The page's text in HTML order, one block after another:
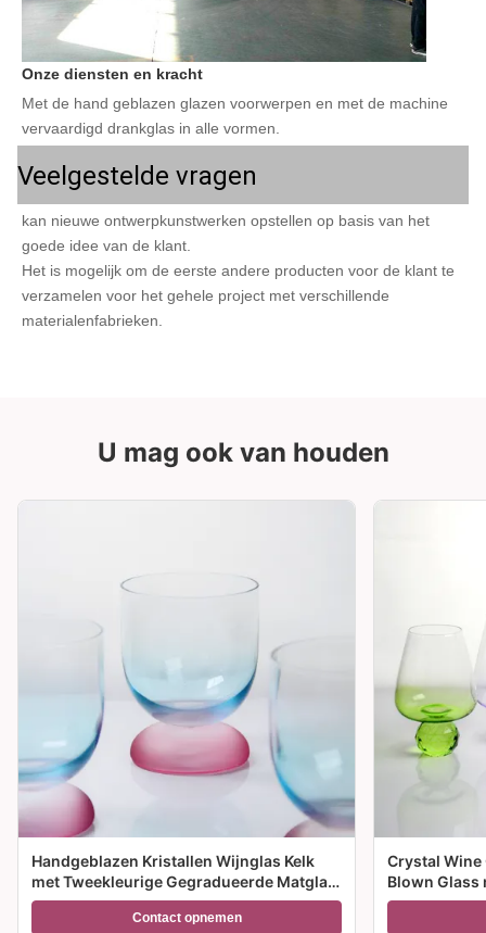
Onze diensten en kracht
Met de hand geblazen glazen voorwerpen en met de machine
vervaardigd drankglas in alle vormen.
Veelgestelde vragen
kan nieuwe ontwerpkunstwerken opstellen op basis van het
goede idee van de klant.
Het is mogelijk om de eerste andere producten voor de klant te
verzamelen voor het gehele project met verschillende
materialenfabrieken.
U mag ook van houden
Handgeblazen Kristallen Wijnglas Kelk
met Tweekleurige Gegradueerde Matglas
Voet en 300ml Capaciteit voor
Wijncocktail en Woondecoratie
Contact opnemen
Crystal Wine
Blown Glass
meerdere